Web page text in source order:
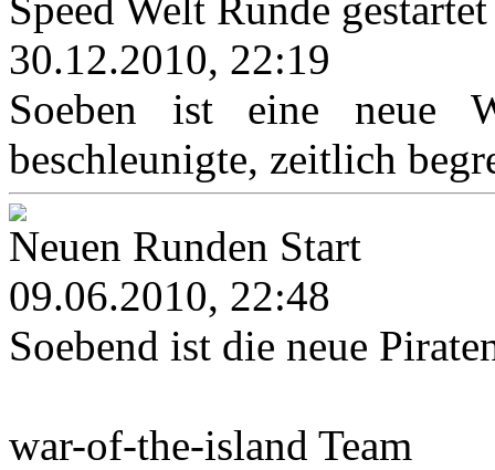
30.12.2010, 22:19
Soeben ist eine neue
beschleunigte, zeitlich
Neuen Runden Start
09.06.2010, 22:48
Soebend ist die neue
war-of-the-island Team